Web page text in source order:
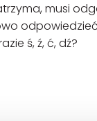
musi
ś, ź, ć, dź?